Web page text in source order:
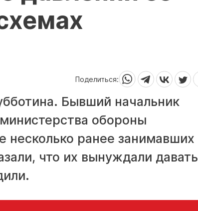
Поделиться:
Бывший начальник
обороны
несколько ранее занимавших
что их вынуждали давать